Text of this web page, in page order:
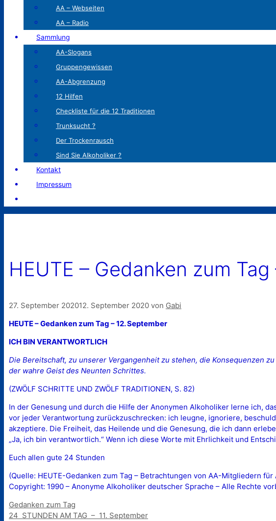
AA – Webseiten
AA – Radio
Sammlung
AA-Slogans
Gruppengewissen
AA-Abgrenzung
12 Hilfen
Checkliste für die 12 Traditionen
Trunksucht ?
Der Trockenrausch
Sind Sie Alkoholiker ?
Kontakt
Impressum
HEUTE – Gedanken zum
27. September 202012. September 2020 von Gabi
HEUTE – Gedanken zum Tag – 12. September
ICH BIN VERANTWORTLICH
Die Bereitschaft, zu unserer Vergangenheit zu stehen, die Konsequenzen
der wahre Geist des Neunten Schrittes.
(ZWÖLF SCHRITTE UND ZWÖLF TRADITIONEN, S. 82)
In der Genesung und durch die Hilfe der Anonymen Alkoholiker lerne ich,
vor jeder Verantwortung zurückzuschrecken: ich leugne, ignoriere,
akzeptiere. Die Freiheit, das Heilende und die Genesung, die ich dann
„Ja, ich bin verantwortlich.“ Wenn ich diese Worte mit Ehrlichkeit und
Euch allen gute 24 Stunden
(Quelle: HEUTE-Gedanken zum Tag – Betrachtungen von AA-Mitgliedern
Copyright: 1990 – Anonyme Alkoholiker deutscher Sprache – Alle Rechte
Kategorien
Gedanken zum Tag
24 STUNDEN AM TAG – 11. September